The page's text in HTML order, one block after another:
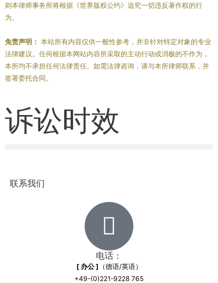
则本律师事务所将根据《世界版权公约》追究一切违反著作权的行
为。
免责声明： 本站所有内容仅供一般性参考，并非针对特定对象的专业
法律建议。任何根据本网站内容所采取的主动行动或消极的不作为，
本所均不承担任何法律责任。如需法律咨询，请与本所律师联系，并
签署委托合同。
诉讼时效
联系我们
电话：
[ 办公 ] （德语/英语）
+49-(0)221-9228 765